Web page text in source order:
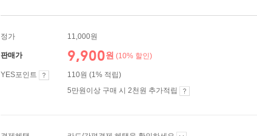
정가 11,000원
판매가 9,900원 (10% 할인)
YES포인트
110원 (1% 적립)
5만원이상 구매 시 2천원 추가적립